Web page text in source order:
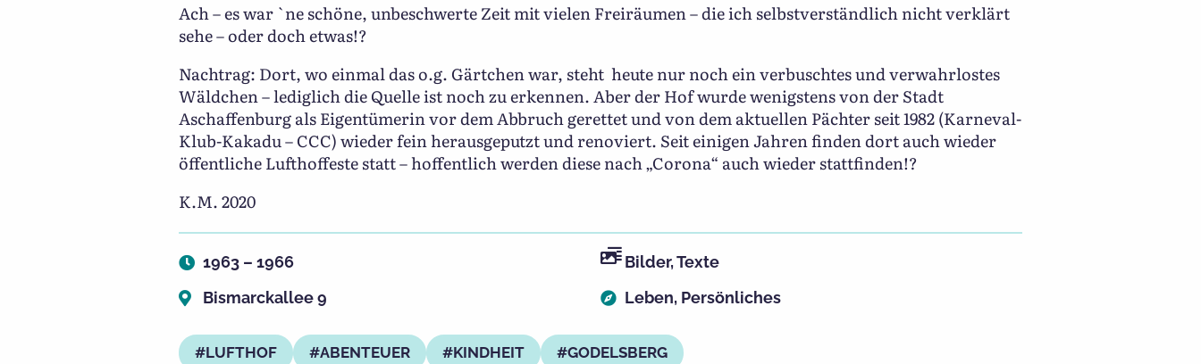
Ach – es war `ne schöne, unbeschwerte Zeit mit vielen Freiräumen – die ich selbstverständlich nicht verklärt
sehe – oder doch etwas!?
Nachtrag: Dort, wo einmal das o.g. Gärtchen war, steht heute nur noch ein verbuschtes und verwahrlostes
Wäldchen – lediglich die Quelle ist noch zu erkennen. Aber der Hof wurde wenigstens von der Stadt
Aschaffenburg als Eigentümerin vor dem Abbruch gerettet und von dem aktuellen Pächter seit 1982 (Karneval-
Klub-Kakadu – CCC) wieder fein herausgeputzt und renoviert. Seit einigen Jahren finden dort auch wieder
öffentliche Lufthoffeste statt – hoffentlich werden diese nach „Corona“ auch wieder stattfinden!?
K.M. 2020
1963 – 1966
Bismarckallee 9
Bilder,Texte
Leben, Persönliches
LUFTHOF ABENTEUER KINDHEIT GODELSBERG